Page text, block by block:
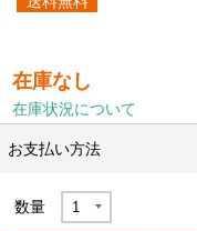
在庫なし
在庫状況について
お支払い方法
数量